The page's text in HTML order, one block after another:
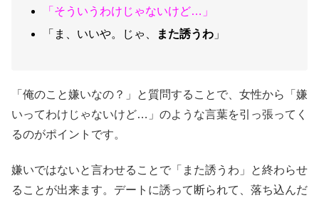
「そういうわけじゃないけど…」
「ま、いいや。じゃ、
また誘うわ 」
「俺のこと嫌いなの？」と質問することで、女性から「嫌
いってわけじゃないけど…」のような言葉を引っ張ってく
るのがポイントです。
嫌いではないと言わせることで「また誘うわ」と終わらせ
ることが出来ます。デートに誘って断られて、落ち込んだ